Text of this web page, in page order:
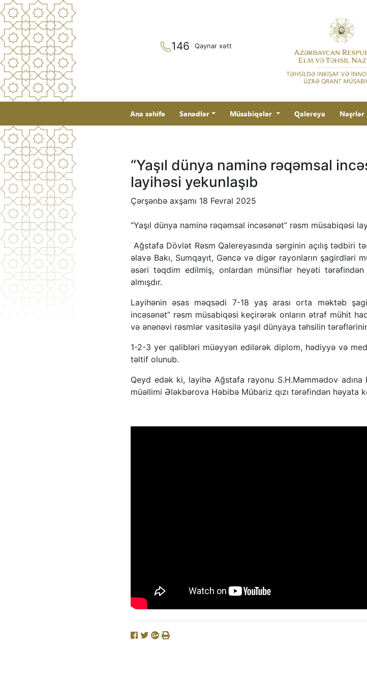
146 Qaynar xətt
Ana səhifə Sənədlər Müsabiqələr Qalereya Nəşrlər
“Yaşıl dünya naminə rəqəmsal
layihəsi yekunlaşıb
Çərşənbə axşamı 18 Fevral 2025
“Yaşıl dünya naminə rəqəmsal incəsənət” rəsm müsabiqəsi
Ağstafa Dövlət Rəsm Qalereyasında sərginin açılış tədbiri
əlavə Bakı, Sumqayıt, Gəncə və digər rayonların şagirdləri
əsəri təqdim edilmiş, onlardan münsiflər heyəti
almışdır.
Layihənin əsas məqsədi 7-18 yaş arası orta məktəb
incəsənət” rəsm müsabiqəsi keçirərək onların ətraf mühit
və ənənəvi rəsmlər vasitəsilə yaşıl dünyaya təhsilin
1-2-3 yer qalibləri müəyyən edilərək diplom, hədiyyə və
təltif olunub.
Qeyd edək ki, layihə Ağstafa rayonu S.H.Məmmədov
müəllimi Ələkbərova Həbibə Mübariz qızı tərəfindən həyata